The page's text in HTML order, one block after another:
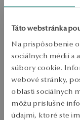
Táto webstránka
Na prispôsobenie
sociálnych médií a
súbory cookie.
webové stránky,
oblasti sociálnych
môžu príslušné
údajmi, ktoré ste
55
Zásielka: 1
Doprava zdarma od
Bezplatné vrátenie